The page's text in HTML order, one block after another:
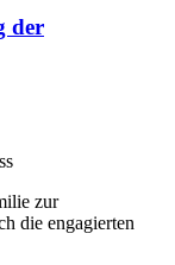
der
zur
die engagierten